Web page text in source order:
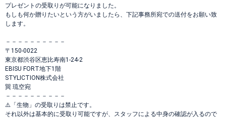
プレゼントの受取りが可能になりました。
もしも何か贈りたいという方がいましたら、下記事務所宛での送付をお願い致
します。
－－－－－－－－－－
〒150-0022
東京都渋谷区恵比寿南1-24-2
EBISU FORT地下1階
STYLICTION株式会社
巽 琉空宛
－－－－－－－－－－
⚠️「生物」の受取りは禁止です。
それ以外は基本的に受取り可能ですが、スタッフによる中身の確認が入るので